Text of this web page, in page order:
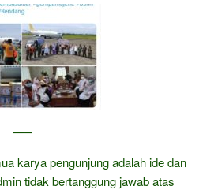
—–
karya pengunjung adalah ide dan
tidak bertanggung jawab atas